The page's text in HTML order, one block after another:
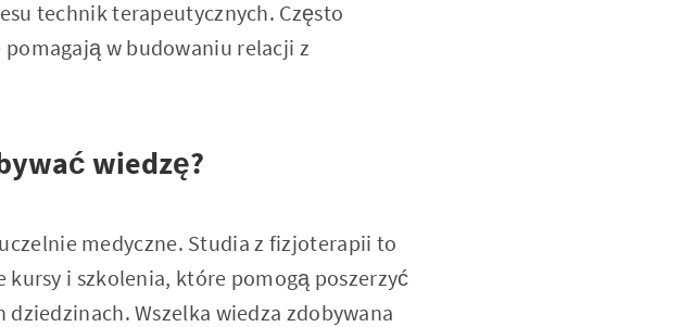
technik terapeutycznych. Często
w budowaniu relacji z
wiedzę?
medyczne. Studia z fizjoterapii to
i szkolenia, które pomogą poszerzyć
Wszelka wiedza zdobywana